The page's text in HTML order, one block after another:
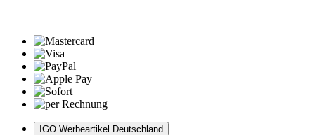
IGO Werbeartikel Deutschland